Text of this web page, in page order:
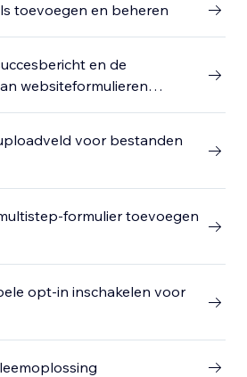
toevoegen en beheren
en de
websiteformulieren
voor bestanden
formulier toevoegen
opt-in inschakelen voor